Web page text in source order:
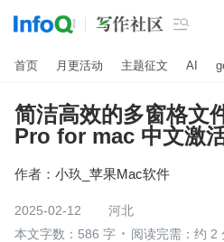

首页 月更活动 主题征文 AI
简洁高效的多窗格文
Pro for mac 中文激
作者： 小玖_苹果Mac软件
2025-02-12
河北
本文字数：586 字
阅读完需：约 2